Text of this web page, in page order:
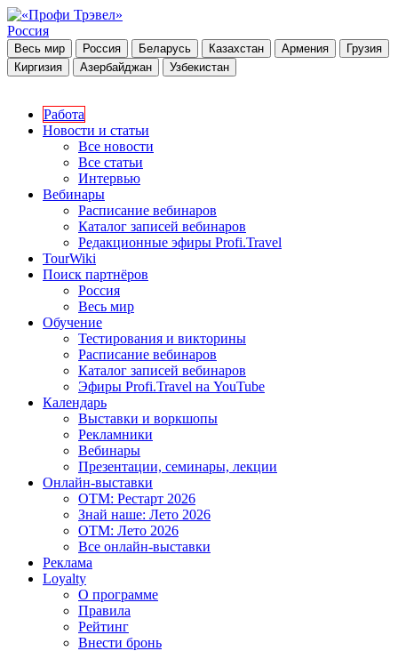
Россия
Весь мир Россия Беларусь Казахстан Армения
Грузия
Киргизия
Азербайджан Узбекистан
Работа
Новости и статьи
Все новости
Все статьи
Интервью
Вебинары
Расписание вебинаров
Каталог записей вебинаров
Редакционные эфиры Profi.Travel
TourWiki
Поиск партнёров
Россия
Весь мир
Обучение
Тестирования и викторины
Расписание вебинаров
Каталог записей вебинаров
Эфиры Profi.Travel на YouTube
Календарь
Выставки и воркшопы
Рекламники
Вебинары
Презентации, семинары, лекции
Онлайн-выставки
OTM: Рестарт 2026
Знай наше: Лето 2026
OTM: Лето 2026
Все онлайн-выставки
Реклама
Loyalty
О программе
Правила
Рейтинг
Внести бронь